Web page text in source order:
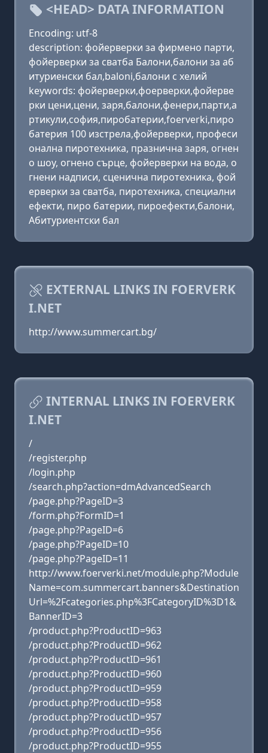
<HEAD> DATA INFORMATION
Encoding: utf-8
description: фойерверки за фирмено парти,
фойерверки за сватба Балони,балони за аб
итуриенски бал,baloni,балони с хелий
keywords: фойерверки,фоерверки,фойерве
рки цени,цени, заря,балони,фенери,парти,а
ртикули,софия,пиробатерии,foerverki,пиро
батерия 100 изстрела,фойерверки, професи
онална пиротехника, празнична заря, огнен
о шоу, огнено сърце, фойерверки на вода, о
гнени надписи, сценична пиротехника, фой
ерверки за сватба, пиротехника, специални
ефекти, пиро батерии, пироефекти,балони,
Абитуриентски бал
EXTERNAL LINKS IN FOERVERK
I.NET
http://www.summercart.bg/
INTERNAL LINKS IN FOERVERK
I.NET
/
/register.php
/login.php
/search.php?action=dmAdvancedSearch
/page.php?PageID=3
/form.php?FormID=1
/page.php?PageID=6
/page.php?PageID=10
/page.php?PageID=11
http://www.foerverki.net/module.php?Module
Name=com.summercart.banners&Destination
Url=%2Fcategories.php%3FCategoryID%3D1&
BannerID=3
/product.php?ProductID=963
/product.php?ProductID=962
/product.php?ProductID=961
/product.php?ProductID=960
/product.php?ProductID=959
/product.php?ProductID=958
/product.php?ProductID=957
/product.php?ProductID=956
/product.php?ProductID=955